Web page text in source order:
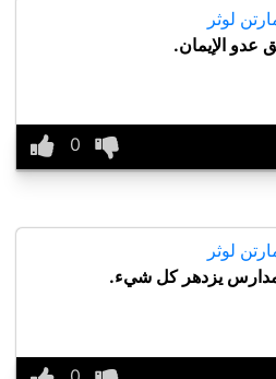
لوثر
عدو الإيمان.
لوثر
يزدهر كل شيء.